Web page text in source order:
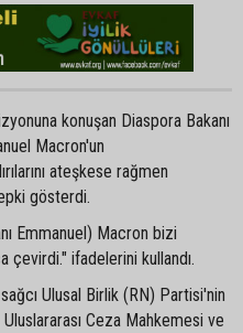
konuşan Diaspora Bakanı
Macron'un
ateşkese rağmen
gösterdi.
Emmanuel) Macron bizi
çevirdi." ifadelerini kullandı.
Ulusal Birlik (RN) Partisi'nin
Ceza Mahkemesi ve